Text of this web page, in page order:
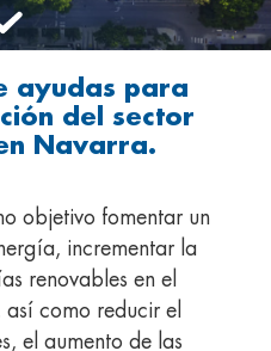
ayudas para
del sector
Navarra.
objetivo fomentar un
incrementar la
renovables en el
como reducir el
el aumento de las